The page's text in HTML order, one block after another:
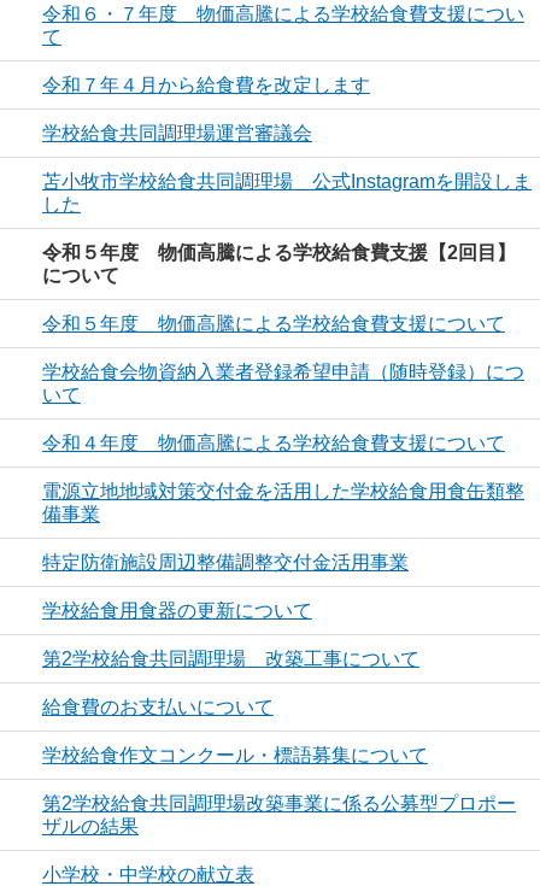
令和６・７年度 物価高騰による学校給食費支援につい
て
令和７年４月から給食費を改定します
学校給食共同調理場運営審議会
苫小牧市学校給食共同調理場 公式Instagramを開設しま
した
令和５年度 物価高騰による学校給食費支援【2回目】
について
令和５年度 物価高騰による学校給食費支援について
学校給食会物資納入業者登録希望申請（随時登録）につ
いて
令和４年度 物価高騰による学校給食費支援について
電源立地地域対策交付金を活用した学校給食用食缶類整
備事業
特定防衛施設周辺整備調整交付金活用事業
学校給食用食器の更新について
第2学校給食共同調理場 改築工事について
給食費のお支払いについて
学校給食作文コンクール・標語募集について
第2学校給食共同調理場改築事業に係る公募型プロポー
ザルの結果
小学校・中学校の献立表